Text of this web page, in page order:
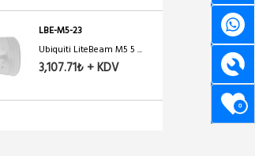
0
LBE-M5-23
Ubiquiti LiteBeam M5 5 ...
3,107.71₺ + KDV